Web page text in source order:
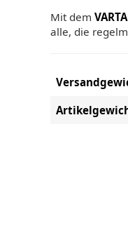
Mit dem
alle, die